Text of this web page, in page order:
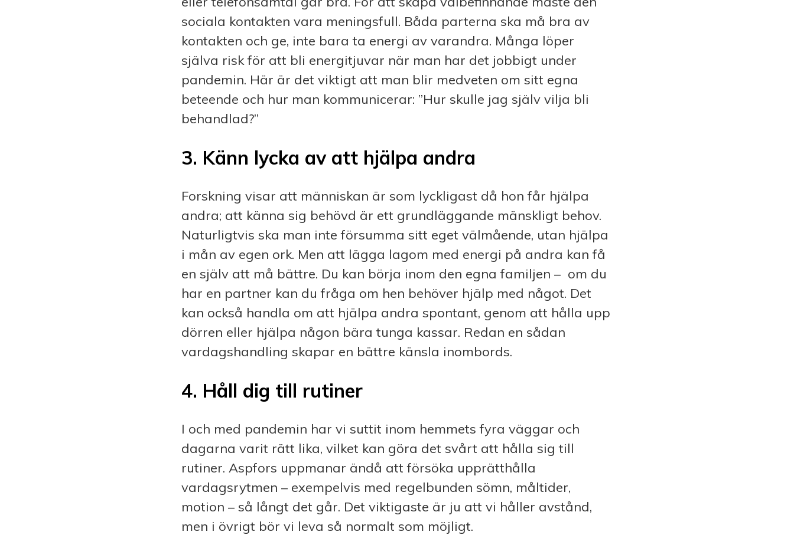
sociala kontakten vara meningsfull. Båda parterna ska må bra av
kontakten och ge, inte bara ta energi av varandra. Många löper
själva risk för att bli energitjuvar när man har det jobbigt under
pandemin. Här är det viktigt att man blir medveten om sitt egna
beteende och hur man kommunicerar: ”Hur skulle jag själv vilja bli
behandlad?”
3. Känn lycka av att hjälpa andra
Forskning visar att människan är som lyck­ligast då hon får hjälpa
andra; att känna sig behövd är ett grundläggande mänskligt behov.
Naturligtvis ska man inte försumma sitt eget välmående, utan hjälpa
i mån av egen ork. Men att lägga lagom med energi på andra kan få
en själv att må bättre. Du kan börja inom den egna familjen – om du
har en partner kan du fråga om hen behöver hjälp med något. Det
kan också handla om att hjälpa andra spontant, genom att hålla upp
dörren eller hjälpa någon bära tunga kassar. Redan en sådan
vardagshandling skapar en bättre känsla inombords.
4. Håll dig till rutiner
I och med pandemin har vi suttit inom hemmets fyra väggar och
dagarna varit rätt lika, vilket kan göra det svårt att hålla sig till
rutiner. Aspfors upp­manar ändå att försöka upprätthålla
vardagsrytmen – exempelvis med regel­bunden sömn, mål­tider,
motion – så långt det går. Det viktigaste är ju att vi håller avstånd,
men i övrigt bör vi leva så normalt som möjligt.